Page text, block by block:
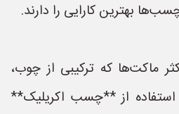
بهترین کارایی را دارند.
ماکت‌ها که ترکیبی از چوب،
از **چسب اکریلیک**